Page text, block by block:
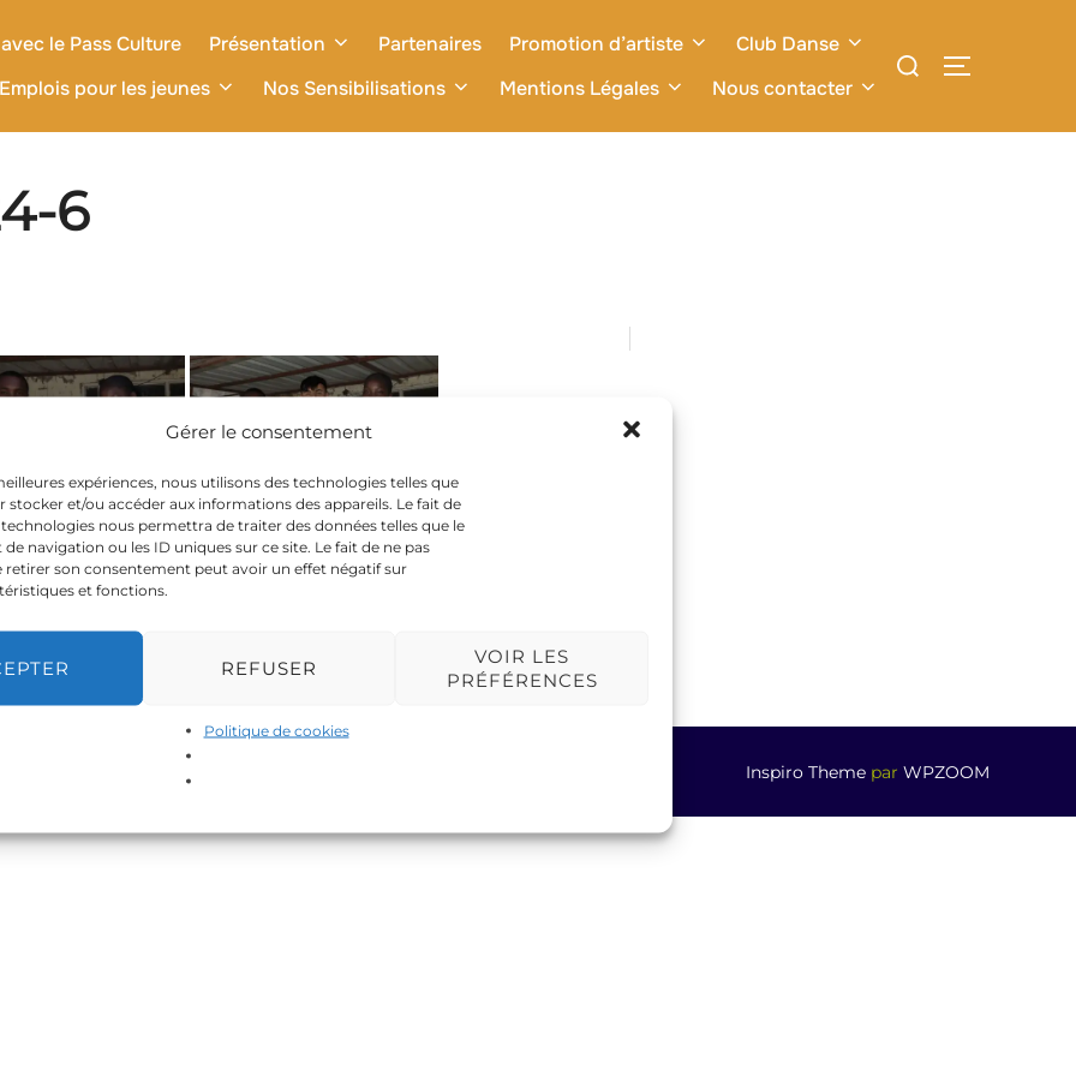
Gérer le consentement
expériences, nous utilisons des technologies telles que
stocker et/ou accéder aux informations des appareils. Le fait de
nous permettra de traiter des données telles que le
navigation ou les ID uniques sur ce site. Le fait de ne pas
retirer son consentement peut avoir un effet négatif sur
et fonctions.
REFUSER
VOIR LES
PRÉFÉRENCES
Politique de cookies
le Pass Culture Présentation Partenaires Promotion d’artiste
Club Danse
pour les jeunes
Nos Sensibilisations Mentions Légales Nous contacter
6
Inspiro Theme par WPZOOM